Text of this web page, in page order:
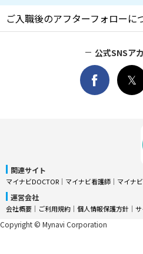
ご入職後のアフターフォローに
公式SNSア
関連サイト
マイナビDOCTOR │ マイナビ看護師 │ マイナ
運営会社
会社概要 │ ご利用規約 │ 個人情報保護方針 │
Copyright © Mynavi Corporation